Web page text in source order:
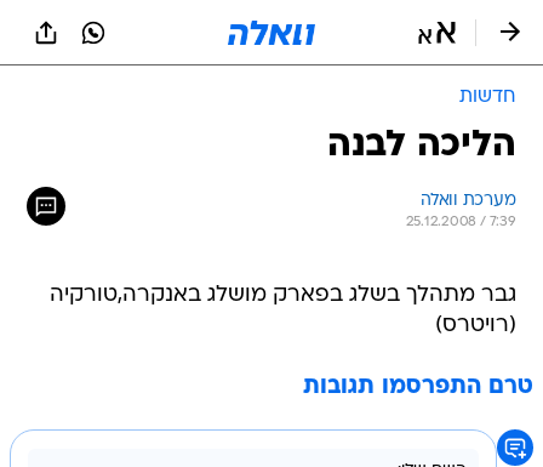
חדשות
הליכה לבנה
מערכת וואלה
25.12.2008 / 7:39
גבר מתהלך בשלג בפארק מושלג באנקרה,טורקיה
(רויטרס)
טרם התפרסמו תגובות